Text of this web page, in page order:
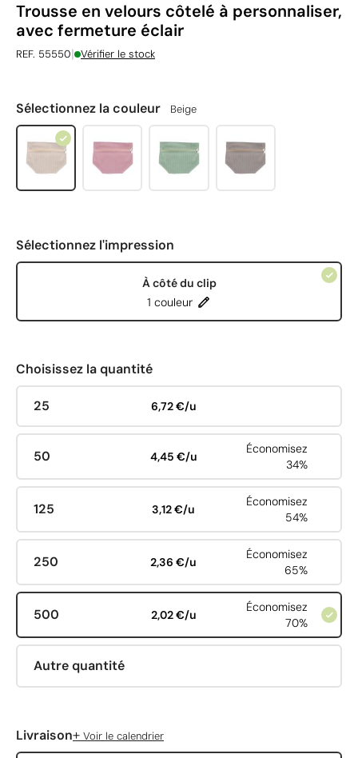
Trousse en velours côtelé à personnaliser,
avec fermeture éclair
REF. 55550| Vérifier le stock
Sélectionnez la couleur Beige
Sélectionnez l'impression
À côté du clip
1 couleur
Choisissez la quantité
25 6,72 €/u
50 4,45 €/u
Économisez
34%
125 3,12 €/u
Économisez
54%
250 2,36 €/u
Économisez
65%
500 2,02 €/u
Économisez
70%
Autre quantité
Livraison+ Voir le calendrier